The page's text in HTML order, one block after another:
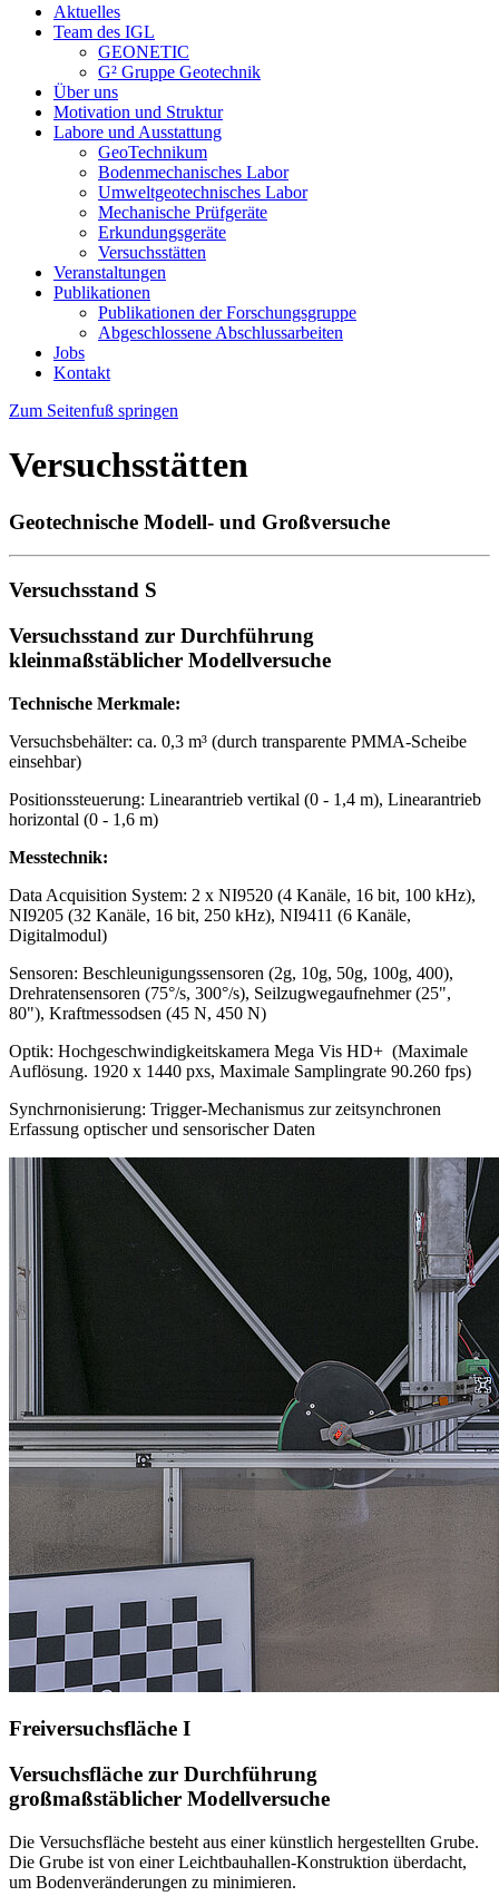
Aktuelles
Team des IGL
GEONETIC
G² Gruppe Geotechnik
Über uns
Motivation und Struktur
Labore und Ausstattung
GeoTechnikum
Bodenmechanisches Labor
Umweltgeotechnisches Labor
Mechanische Prüfgeräte
Erkundungsgeräte
Versuchsstätten
Veranstaltungen
Publikationen
Publikationen der Forschungsgruppe
Abgeschlossene Abschlussarbeiten
Jobs
Kontakt
Zum Seitenfuß springen
Versuchsstätten
Geotechnische Modell- und Großversuche
Versuchsstand S
Versuchsstand zur Durchführung
kleinmaßstäblicher Modellversuche
Technische Merkmale:
Versuchsbehälter: ca. 0,3 m³ (durch transparente PMMA-Scheibe
einsehbar)
Positionssteuerung: Linearantrieb vertikal (0 - 1,4 m), Linearantrieb
horizontal (0 - 1,6 m)
Messtechnik:
Data Acquisition System: 2 x NI9520 (4 Kanäle, 16 bit, 100 kHz),
NI9205 (32 Kanäle, 16 bit, 250 kHz), NI9411 (6 Kanäle,
Digitalmodul)
Sensoren: Beschleunigungssensoren (2g, 10g, 50g, 100g, 400),
Drehratensensoren (75°/s, 300°/s), Seilzugwegaufnehmer (25",
80"), Kraftmessodsen (45 N, 450 N)
Optik: Hochgeschwindigkeitskamera Mega Vis HD+ (Maximale
Auflösung. 1920 x 1440 pxs, Maximale Samplingrate 90.260 fps)
Synchrnonisierung: Trigger-Mechanismus zur zeitsynchronen
Erfassung optischer und sensorischer Daten
Freiversuchsfläche I
Versuchsfläche zur Durchführung
großmaßstäblicher Modellversuche
Die Versuchsfläche besteht aus einer künstlich hergestellten Grube.
Die Grube ist von einer Leichtbauhallen-Konstruktion überdacht,
um Bodenveränderungen zu minimieren.